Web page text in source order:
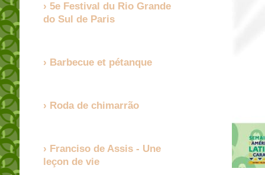
5e Festival du Rio Grande
do Sul de Paris
Barbecue et pétanque
Roda de chimarrão
Franciso de Assis - Une
leçon de vie